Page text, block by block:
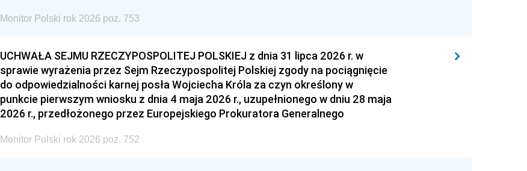
Monitor Polski rok 2026 poz. 753
UCHWAŁA SEJMU RZECZYPOSPOLITEJ POLSKIEJ z dnia 31 lipca 2026 r. w
sprawie wyrażenia przez Sejm Rzeczypospolitej Polskiej zgody na pociągnięcie
do odpowiedzialności karnej posła Wojciecha Króla za czyn określony w
punkcie pierwszym wniosku z dnia 4 maja 2026 r., uzupełnionego w dniu 28 maja
2026 r., przedłożonego przez Europejskiego Prokuratora Generalnego
Monitor Polski rok 2026 poz. 752